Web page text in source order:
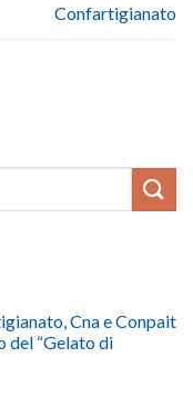
Confartigianato
Cna e Conpait
del “Gelato di